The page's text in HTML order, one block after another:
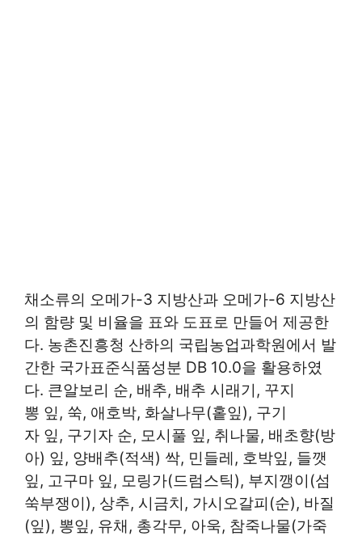
채소류의 오메가-3 지방산과 오메가-6 지방산
의 함량 및 비율을 표와 도표로 만들어 제공한
다. 농촌진흥청 산하의 국립농업과학원에서 발
간한 국가표준식품성분 DB 10.0을 활용하였
다. 큰알보리 순, 배추, 배추 시래기, 꾸지
뽕 잎, 쑥, 애호박, 화살나무(홑잎), 구기
자 잎, 구기자 순, 모시풀 잎, 취나물, 배초향(방
아) 잎, 양배추(적색) 싹, 민들레, 호박잎, 들깻
잎, 고구마 잎, 모링가(드럼스틱), 부지깽이(섬
쑥부쟁이), 상추, 시금치, 가시오갈피(순), 바질
(잎), 뽕잎, 유채, 총각무, 아욱, 참죽나물(가죽